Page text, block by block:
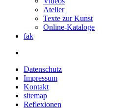
Atelier
Texte zur Kunst
Online-Kataloge
fak
Datenschutz
Impressum
Kontakt
sitemap
Reflexionen